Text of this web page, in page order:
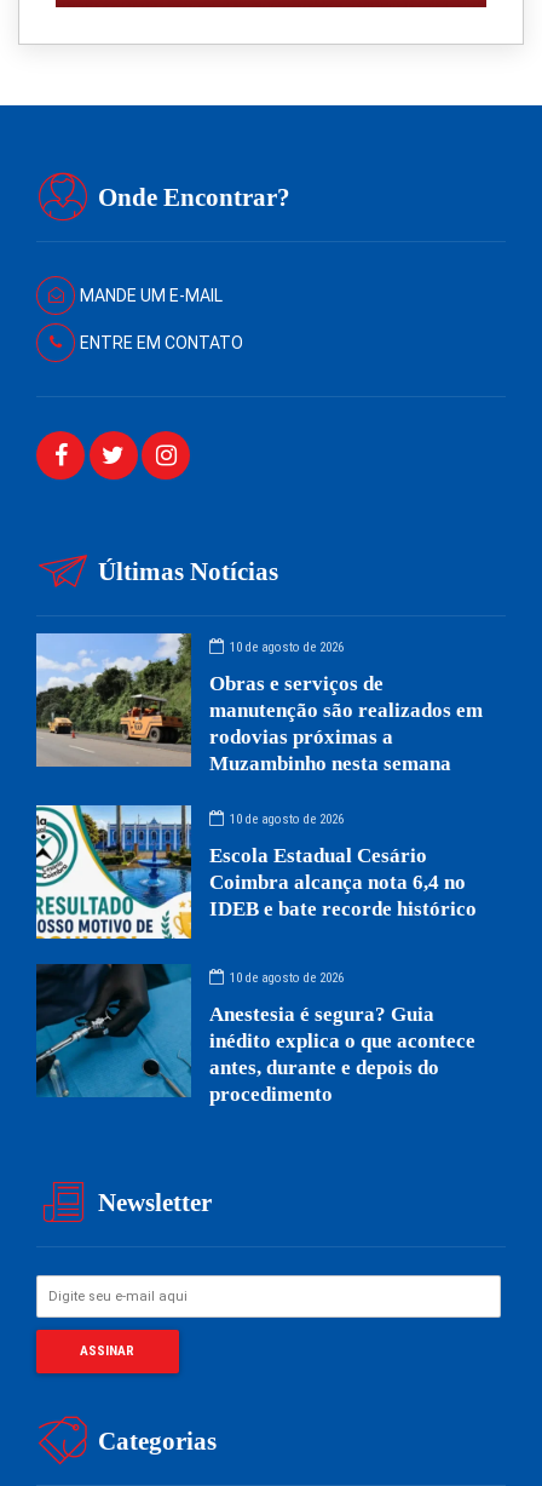
Onde Encontrar?
MANDE UM E-MAIL
ENTRE EM CONTATO
Últimas Notícias
10 de agosto de 2026
Obras e serviços de
manutenção são realizados em
rodovias próximas a
Muzambinho nesta semana
10 de agosto de 2026
Escola Estadual Cesário
Coimbra alcança nota 6,4 no
IDEB e bate recorde histórico
10 de agosto de 2026
Anestesia é segura? Guia
inédito explica o que acontece
antes, durante e depois do
procedimento
Newsletter
Categorias